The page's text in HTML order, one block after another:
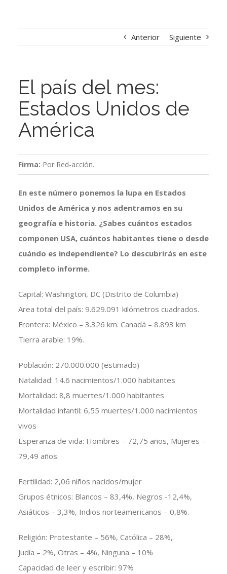
Anterior Siguiente
El país del mes:
Estados Unidos de
América
Firma: Por Red-acción.
En este número ponemos la lupa en Estados
Unidos de América y nos adentramos en su
geografía e historia. ¿Sabes cuántos estados
componen USA, cuántos habitantes tiene o desde
cuándo es independiente? Lo descubrirás en este
completo informe.
Capital: Washington, DC (Distrito de Columbia)
Area total del país: 9.629.091 kilómetros cuadrados.
Frontera: México – 3.326 km. Canadá – 8.893 km
Tierra arable: 19%.
Población: 270.000.000 (estimado)
Natalidad: 14.6 nacimientos/1.000 habitantes
Mortalidad: 8,8 muertes/1.000 habitantes
Mortalidad infantil: 6,55 muertes/1.000 nacimientos
vivos
Esperanza de vida: Hombres – 72,75 años, Mujeres –
79,49 años.
Fertilidad: 2,06 niños nacidos/mujer
Grupos étnicos: Blancos – 83,4%, Negros -12,4%,
Asiáticos – 3,3%, Indios norteamericanos – 0,8%.
Religión: Protestante – 56%, Católica – 28%,
Judía – 2%, Otras – 4%, Ninguna – 10%
Capacidad de leer y escribir: 97%